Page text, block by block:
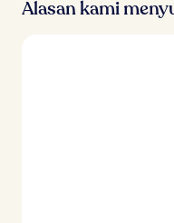
Alasan kami